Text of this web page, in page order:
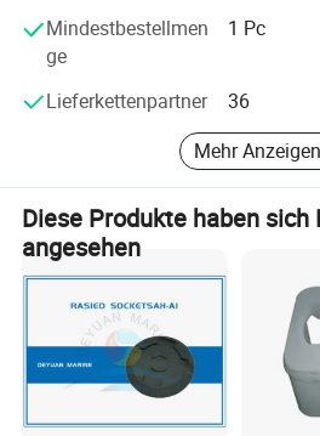
den Kollegen im in- und Ausland
Nutzen und zur gemeinsamen
und gemeinsam ein besseres
Mindestbestellmen
ge
1 Pc
Lieferkettenpartner
36
Mehr Anzeigen
Diese Produkte haben sich
angesehen